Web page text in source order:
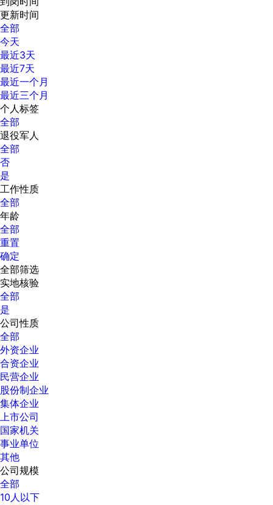
更新时间
全部
今天
最近3天
最近7天
最近一个月
最近三个月
个人标签
全部
退役军人
全部
否
是
工作性质
全部
年龄
全部
重置
确定
全部筛选
实地核验
全部
是
公司性质
全部
外资企业
合资企业
民营企业
股份制企业
集体企业
上市公司
国家机关
事业单位
其他
公司规模
全部
10人以下